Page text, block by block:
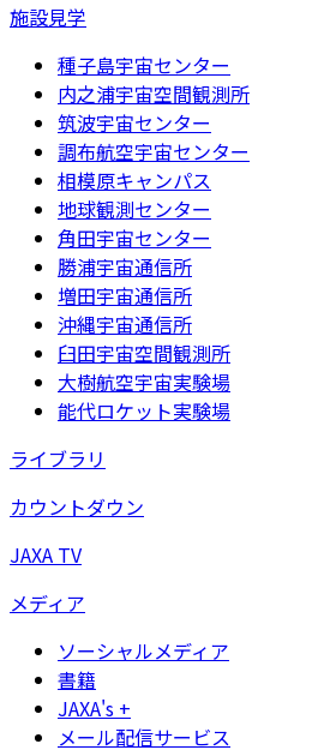
施設見学
種子島宇宙センター
内之浦宇宙空間観測所
筑波宇宙センター
調布航空宇宙センター
相模原キャンパス
地球観測センター
角田宇宙センター
勝浦宇宙通信所
増田宇宙通信所
沖縄宇宙通信所
臼田宇宙空間観測所
大樹航空宇宙実験場
能代ロケット実験場
ライブラリ
カウントダウン
JAXA TV
メディア
ソーシャルメディア
書籍
JAXA's +
メール配信サービス